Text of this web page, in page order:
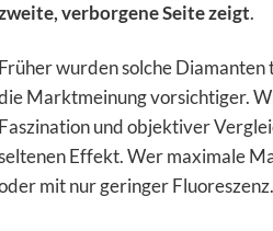
verborgene Seite zeigt.
Früher wurden solche Diamanten
Marktmeinung vorsichtiger.
Faszination und objektiver
Effekt. Wer maximale
mit nur geringer Fluoreszenz.